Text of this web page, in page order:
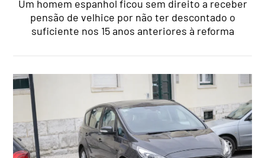
Um homem espanhol ficou sem direito a receber
pensão de velhice por não ter descontado o
suficiente nos 15 anos anteriores à reforma